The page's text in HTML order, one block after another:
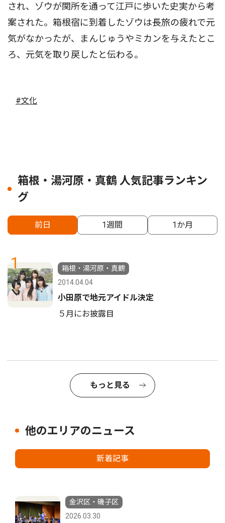
され、ゾウが関所を通って江戸に歩いた史実から考
案された。箱根宿に到着したゾウは長旅の疲れで元
気がなかったが、まんじゅうやミカンを与えたとこ
ろ、元気を取り戻したと伝わる。
#文化
箱根・湯河原・真鶴 人気記事ランキン
グ
前日 1週間 1か月
1
箱根・湯河原・真鶴
2014.04.04
小田原で地元アイドル決定
５月にお披露目
もっと見る
他のエリアのニュース
新着記事
金沢区・磯子区
2026.03.30